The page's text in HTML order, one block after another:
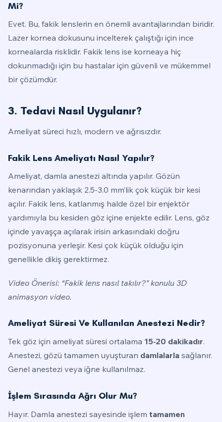
Mi?
Evet. Bu, fakik lenslerin en önemli avantajlarından biridir.
Lazer kornea dokusunu incelterek çalıştığı için ince
kornealarda risklidir. Fakik lens ise korneaya hiç
dokunmadığı için bu hastalar için güvenli ve mükemmel
bir çözümdür.
3. Tedavi Nasıl Uygulanır?
Ameliyat süreci hızlı, modern ve ağrısızdır.
Fakik Lens Ameliyatı Nasıl Yapılır?
Ameliyat, damla anestezi altında yapılır. Gözün
kenarından yaklaşık 2.5-3.0 mm’lik çok küçük bir kesi
açılır. Fakik lens, katlanmış halde özel bir enjektör
yardımıyla bu kesiden göz içine enjekte edilir. Lens, göz
içinde yavaşça açılarak irisin arkasındaki doğru
pozisyonuna yerleşir. Kesi çok küçük olduğu için
genellikle dikiş gerektirmez.
Video Önerisi: “Fakik lens nasıl takılır?” konulu 3D
animasyon video.
Ameliyat Süresi Ve Kullanılan Anestezi Nedir?
Tek göz için ameliyat süresi ortalama 15-20 dakikadır.
Anestezi, gözü tamamen uyuşturan damlalarla sağlanır.
Genel anestezi veya iğne kullanılmaz.
İşlem Sırasında Ağrı Olur Mu?
Hayır. Damla anestezi sayesinde işlem tamamen